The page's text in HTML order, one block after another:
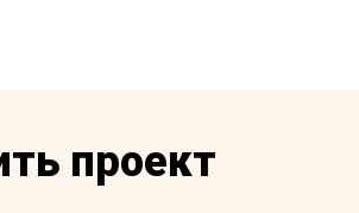
проект